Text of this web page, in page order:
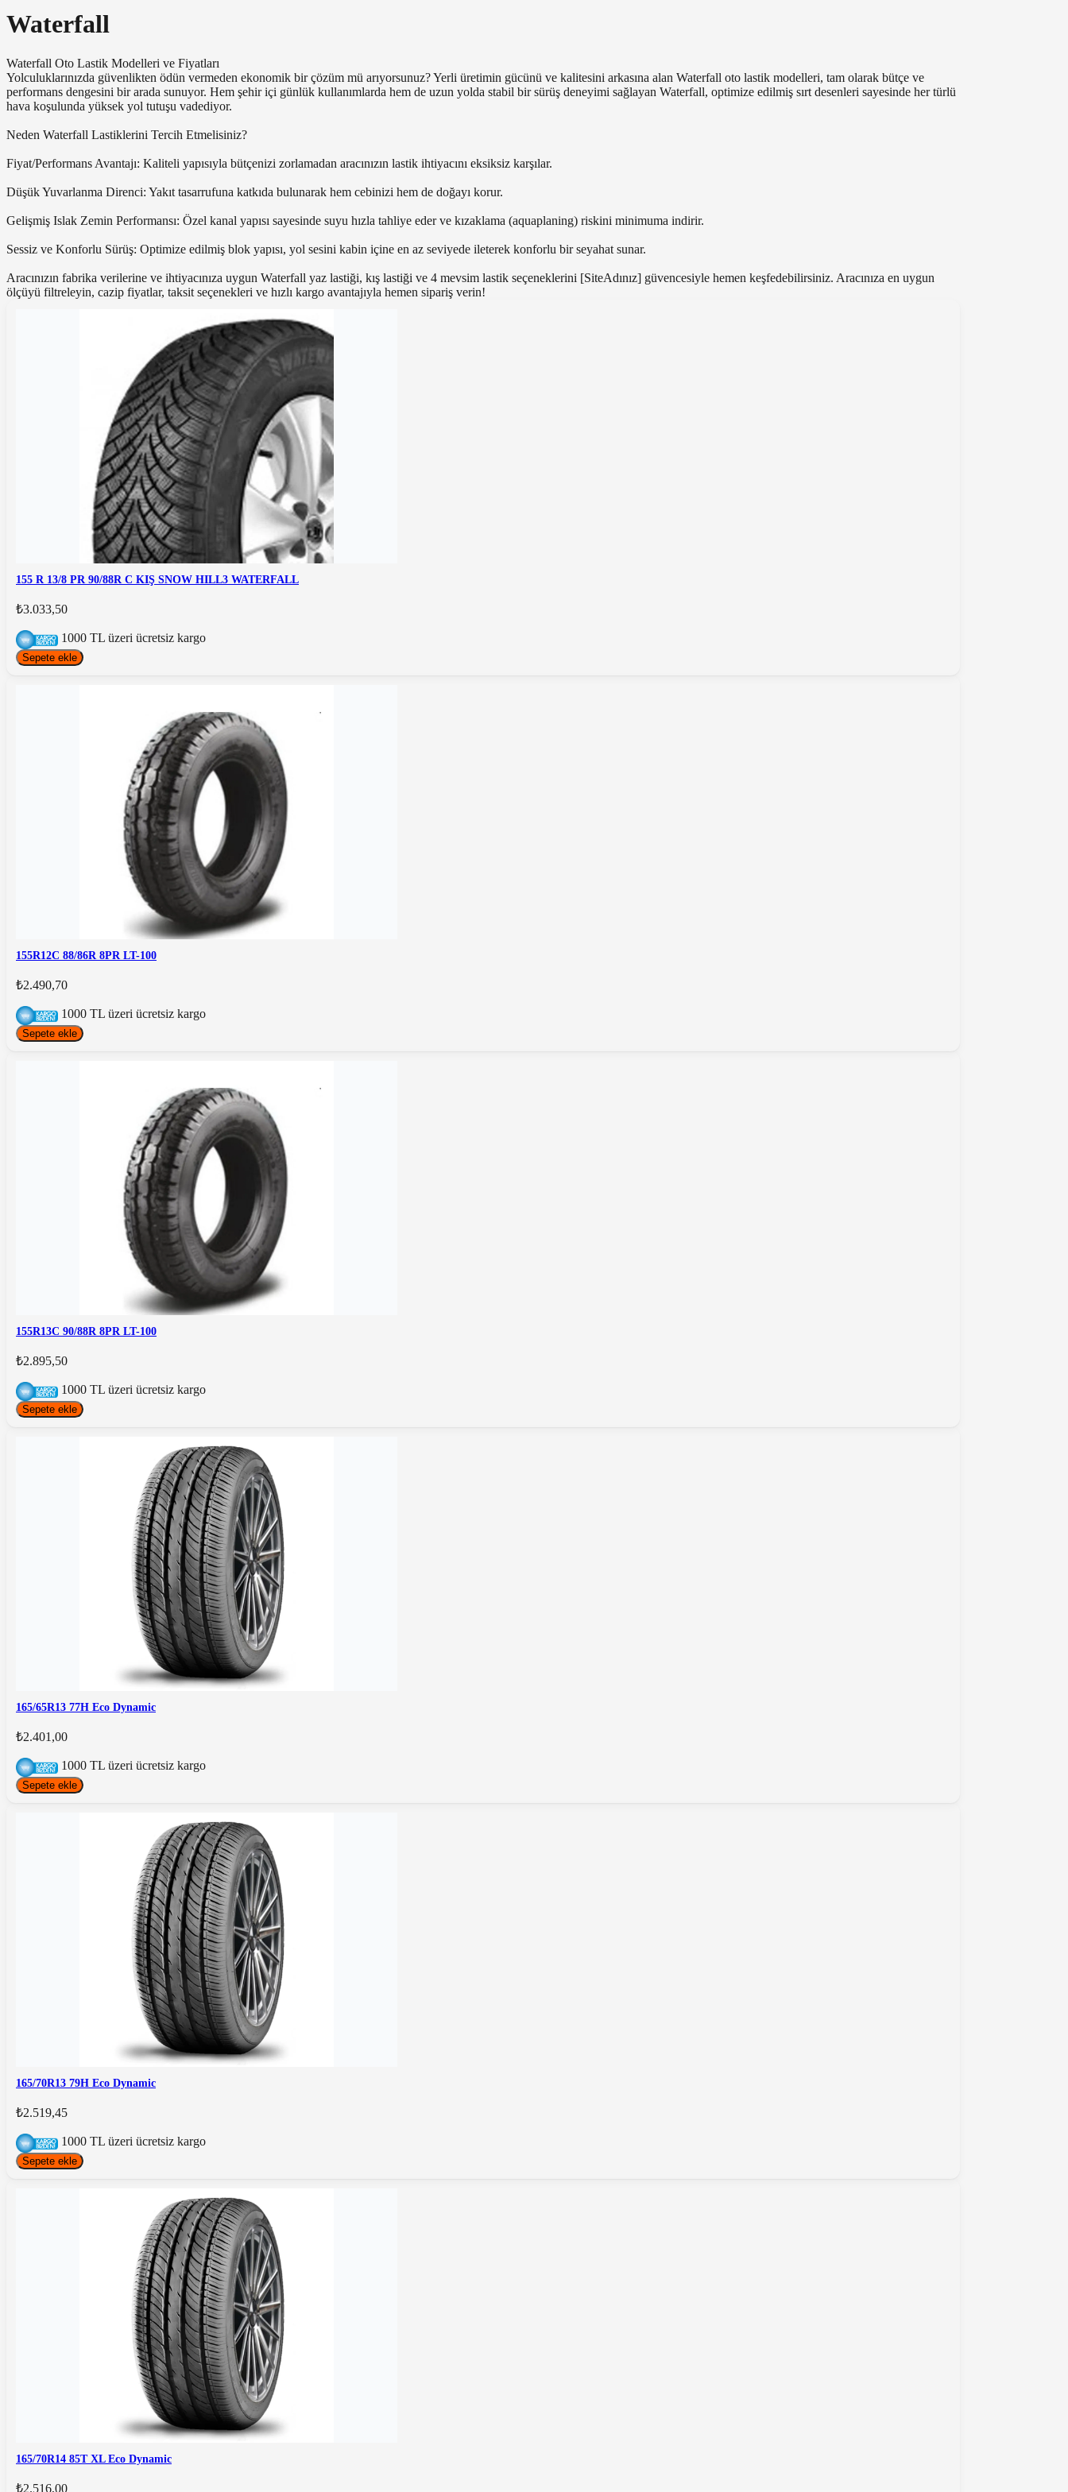
Waterfall
Waterfall Oto Lastik Modelleri ve Fiyatları
Yolculuklarınızda güvenlikten ödün vermeden ekonomik bir çözüm mü arıyorsunuz? Yerli üretimin gücünü ve kalitesini arkasına alan Waterfall oto lastik modelleri, tam olarak bütçe ve
performans dengesini bir arada sunuyor. Hem şehir içi günlük kullanımlarda hem de uzun yolda stabil bir sürüş deneyimi sağlayan Waterfall, optimize edilmiş sırt desenleri sayesinde her türlü
hava koşulunda yüksek yol tutuşu vadediyor.
Neden Waterfall Lastiklerini Tercih Etmelisiniz?
Fiyat/Performans Avantajı: Kaliteli yapısıyla bütçenizi zorlamadan aracınızın lastik ihtiyacını eksiksiz karşılar.
Düşük Yuvarlanma Direnci: Yakıt tasarrufuna katkıda bulunarak hem cebinizi hem de doğayı korur.
Gelişmiş Islak Zemin Performansı: Özel kanal yapısı sayesinde suyu hızla tahliye eder ve kızaklama (aquaplaning) riskini minimuma indirir.
Sessiz ve Konforlu Sürüş: Optimize edilmiş blok yapısı, yol sesini kabin içine en az seviyede ileterek konforlu bir seyahat sunar.
Aracınızın fabrika verilerine ve ihtiyacınıza uygun Waterfall yaz lastiği, kış lastiği ve 4 mevsim lastik seçeneklerini [SiteAdınız] güvencesiyle hemen keşfedebilirsiniz. Aracınıza en uygun
ölçüyü filtreleyin, cazip fiyatlar, taksit seçenekleri ve hızlı kargo avantajıyla hemen sipariş verin!
155 R 13/8 PR 90/88R C KIŞ SNOW HILL3 WATERFALL
₺3.033,50
1000 TL üzeri ücretsiz kargo
Sepete ekle
155R12C 88/86R 8PR LT-100
₺2.490,70
1000 TL üzeri ücretsiz kargo
Sepete ekle
155R13C 90/88R 8PR LT-100
₺2.895,50
1000 TL üzeri ücretsiz kargo
Sepete ekle
165/65R13 77H Eco Dynamic
₺2.401,00
1000 TL üzeri ücretsiz kargo
Sepete ekle
165/70R13 79H Eco Dynamic
₺2.519,45
1000 TL üzeri ücretsiz kargo
Sepete ekle
165/70R14 85T XL Eco Dynamic
₺2.516,00